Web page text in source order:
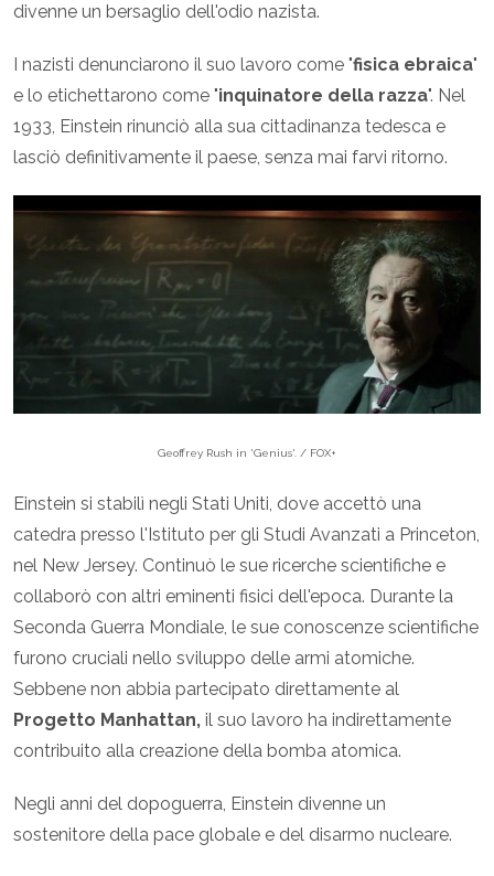
divenne un bersaglio dell'odio nazista.
I nazisti denunciarono il suo lavoro come "fisica ebraica"
e lo etichettarono come "inquinatore della razza". Nel
1933, Einstein rinunciò alla sua cittadinanza tedesca e
lasciò definitivamente il paese, senza mai farvi ritorno.
Geoffrey Rush in 'Genius'. / FOX+
Einstein si stabilì negli Stati Uniti, dove accettò una
catedra presso l'Istituto per gli Studi Avanzati a Princeton,
nel New Jersey. Continuò le sue ricerche scientifiche e
collaborò con altri eminenti fisici dell'epoca. Durante la
Seconda Guerra Mondiale, le sue conoscenze scientifiche
furono cruciali nello sviluppo delle armi atomiche.
Sebbene non abbia partecipato direttamente al
Progetto Manhattan, il suo lavoro ha indirettamente
contribuito alla creazione della bomba atomica.
Negli anni del dopoguerra, Einstein divenne un
sostenitore della pace globale e del disarmo nucleare.